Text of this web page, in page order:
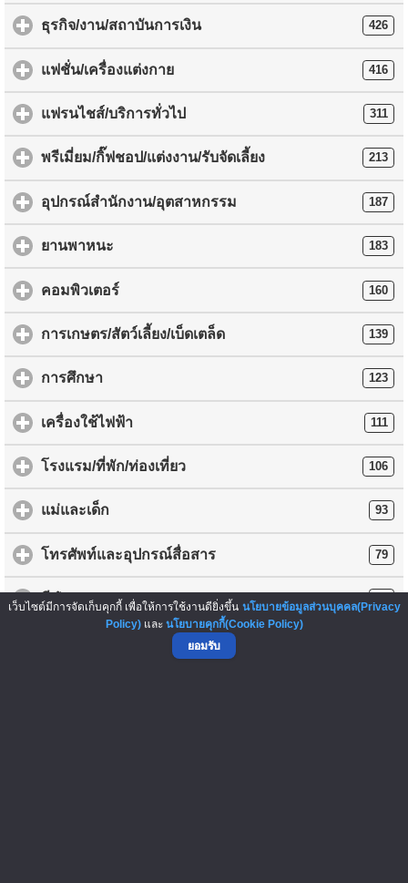
ธุรกิจ/งาน/สถาบันการเงิน 426
แฟชั่น/เครื่องแต่งกาย 416
แฟรนไชส์/บริการทั่วไป 311
พรีเมี่ยม/กิ๊ฟชอป/แต่งงาน/รับจัดเลี้ยง 213
อุปกรณ์สำนักงาน/อุตสาหกรรม 187
ยานพาหนะ 183
คอมพิวเตอร์ 160
การเกษตร/สัตว์เลี้ยง/เบ็ดเตล็ด 139
การศึกษา 123
เครื่องใช้ไฟฟ้า 111
โรงแรม/ที่พัก/ท่องเที่ยว 106
แม่และเด็ก 93
โทรศัพท์และอุปกรณ์สื่อสาร 79
กีฬา
เว็บไซต์มีการจัดเก็บคุกกี้ เพื่อให้การใช้งานดียิ่งขึ้น นโยบายข้อมูลส่วนบุคคล(Privacy
Policy)และ นโยบายคุกกี้(Cookie Policy)
ยอมรับ